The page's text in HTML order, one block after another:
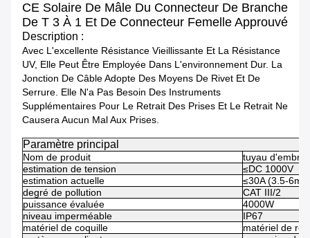
CE Solaire De Mâle Du Connecteur De Branche
De T 3 À 1 Et De Connecteur Femelle Approuvé
Description :
Avec L'excellente Résistance Vieillissante Et La Résistance
UV, Elle Peut Être Employée Dans L'environnement Dur. La
Jonction De Câble Adopte Des Moyens De Rivet Et De
Serrure. Elle N'a Pas Besoin Des Instruments
Supplémentaires Pour Le Retrait Des Prises Et Le Retrait Ne
Causera Aucun Mal Aux Prises.
Paramètre principal
Nom de produit
tuyau
estimation de tension
≤DC 1000V
estimation actuelle
≤30A (3.5-
degré de pollution
CAT III/2
puissance évaluée
4000W
niveau imperméable
IP67
matériel de coquille
matériel de